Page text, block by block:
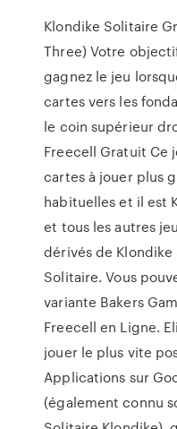
Klondike Solitaire
Three) Votre
gagnez le jeu
cartes vers les
le coin supérieur
Freecell Gratuit Ce
cartes à jouer plus
habituelles et il est
et tous les autres
dérivés de
Solitaire. Vous
variante Bakers
Freecell en Ligne.
jouer le plus vite
Applications sur
(également connu